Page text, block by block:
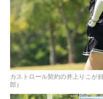
カストロール契約の井上りこが
郎）